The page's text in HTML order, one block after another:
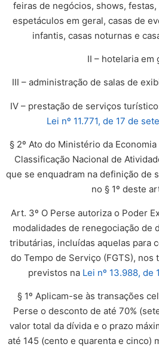
feiras de negócios, shows,
espetáculos em geral, casas de
infantis, casas noturnas e
II – hotelaria em
III – administração de salas de
IV – prestação de serviços
Lei nº 11.771, de 17 de
§ 2º Ato do Ministério da
Classificação Nacional de
que se enquadram na definição de
no § 1º deste
Art. 3º O Perse autoriza o Poder
modalidades de renegociação de
tributárias, incluídas aquelas para
do Tempo de Serviço (FGTS), nos
previstos na Lei nº 13.988, de
§ 1º Aplicam-se às transações
Perse o desconto de até 70%
valor total da dívida e o prazo
até 145 (cento e quarenta e cinco)